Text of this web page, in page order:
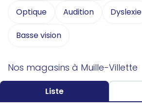
Optique Audition Dyslexie
Basse vision
Nos magasins à Muille-Villette
Liste